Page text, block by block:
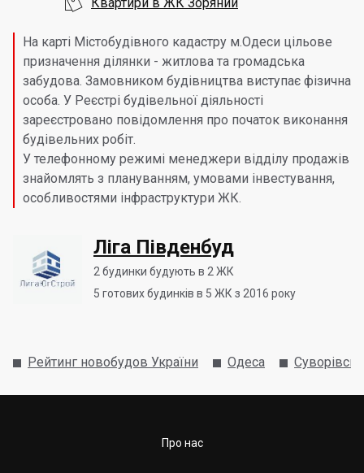
На карті Містобудівного кадастру м.Одеси цільове
призначення ділянки - житлова та громадська
забудова. Замовником будівництва виступає фізична
особа. У Реєстрі будівельної діяльності
зареєстровано повідомлення про початок виконання
будівельних робіт.
У телефонному режимі менеджери відділу продажів
знайомлять з плануванням, умовами інвестування,
особливостями інфраструктури ЖК.
Ліга Південбуд
2 будинки будують в 2 ЖК
5 готових будинків в 5 ЖК з 2016 року
Рейтинг новобудов України Одеса
Про нас